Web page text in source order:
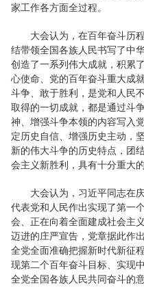
家工作各方面全过程。
大会认为，在百年奋斗历
结带领全国各族人民书写了中
创造了一系列伟大成就，积累
心使命、党的百年奋斗重大成
斗争、敢于胜利，是党和人民
取得的一切成就，都是通过斗
神、增强斗争本领的内容写入
定历史自信、增强历史主动，
新的伟大斗争的历史特点，团
会主义新胜利，具有十分重大的
大会认为，习近平同志在
代表党和人民作出实现了第一
会、正在向着全面建成社会主
迈进的庄严宣告，党章据此作
全党全面准确把握新时代新征
现第二个百年奋斗目标、实现
全党全国各族人民共同奋斗的